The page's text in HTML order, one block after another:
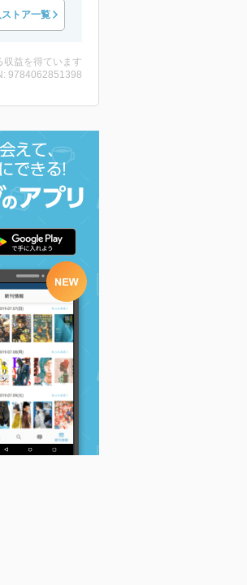
トア一覧
収益を得ています
9784062851398